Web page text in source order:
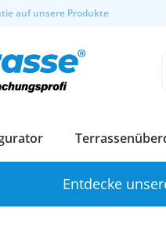
auf unsere Produkte
Entdecke